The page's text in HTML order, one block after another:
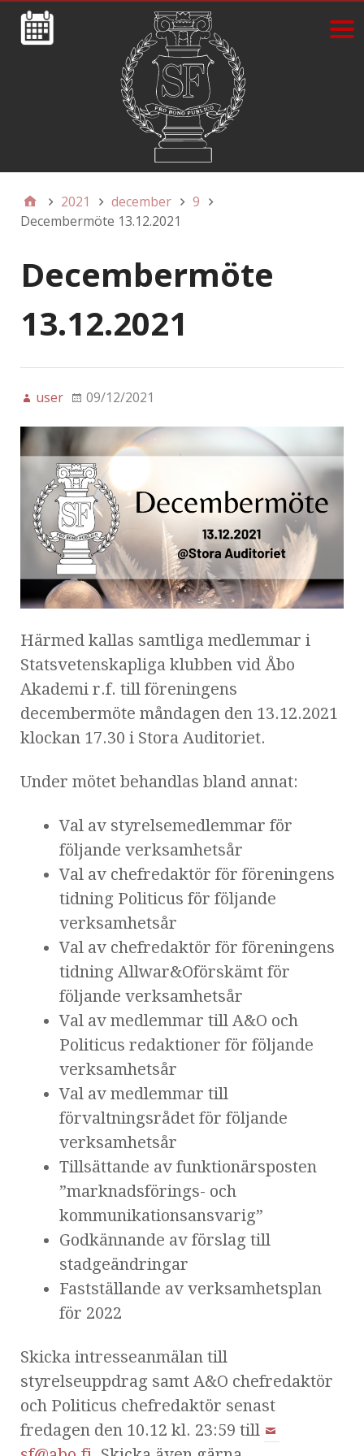
2021 december
9
Decembermöte 13.12.2021
Decembermöte
13.12.2021
user 09/12/2021
Härmed kallas samtliga medlemmar i
Statsvetenskapliga klubben vid Åbo
Akademi r.f. till föreningens
decembermöte måndagen den 13.12.2021
klockan 17.30 i Stora Auditoriet.
Under mötet behandlas bland annat:
Val av styrelsemedlemmar för
följande verksamhetsår
Val av chefredaktör för föreningens
tidning Politicus för följande
verksamhetsår
Val av chefredaktör för föreningens
tidning Allwar&Oförskämt för
följande verksamhetsår
Val av medlemmar till A&O och
Politicus redaktioner för följande
verksamhetsår
Val av medlemmar till
förvaltningsrådet för följande
verksamhetsår
Tillsättande av funktionärsposten
”marknadsförings- och
kommunikationsansvarig”
Godkännande av förslag till
stadgeändringar
Fastställande av verksamhetsplan
för 2022
Skicka intresseanmälan till
styrelseuppdrag samt A&O chefredaktör
och Politicus chefredaktör senast
fredagen den 10.12 kl. 23:59 till